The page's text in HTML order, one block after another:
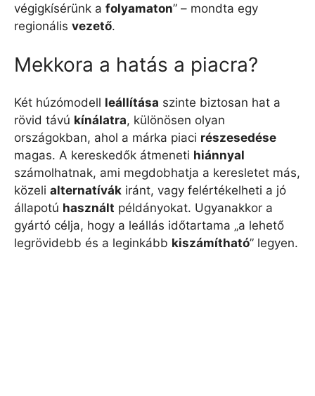
végigkísérünk a folyamaton” – mondta egy
regionális vezető.
Mekkora a hatás a piacra?
Két húzómodell leállítása szinte biztosan hat a
rövid távú kínálatra, különösen olyan
országokban, ahol a márka piaci részesedése
magas. A kereskedők átmeneti hiánnyal
számolhatnak, ami megdobhatja a keresletet más,
közeli alternatívák iránt, vagy felértékelheti a jó
állapotú használt példányokat. Ugyanakkor a
gyártó célja, hogy a leállás időtartama „a lehető
legrövidebb és a leginkább kiszámítható” legyen.